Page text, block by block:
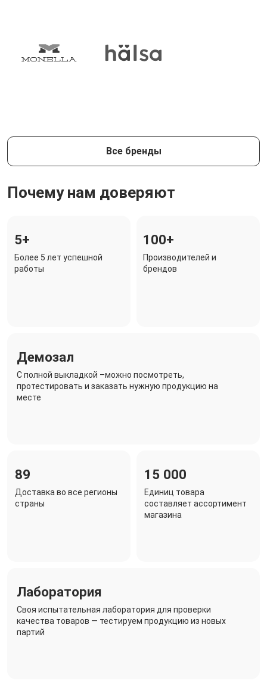
Все бренды
Почему нам доверяют
5+
Более 5 лет успешной
работы
100+
Производителей и
брендов
Демозал
C полной выкладкой –можно посмотреть,
протестировать и заказать нужную продукцию на
месте
89
Доставка во все регионы
страны
15 000
Единиц товара
составляет ассортимент
магазина
Лаборатория
Своя испытательная лаборатория для проверки
качества товаров — тестируем продукцию из новых
партий